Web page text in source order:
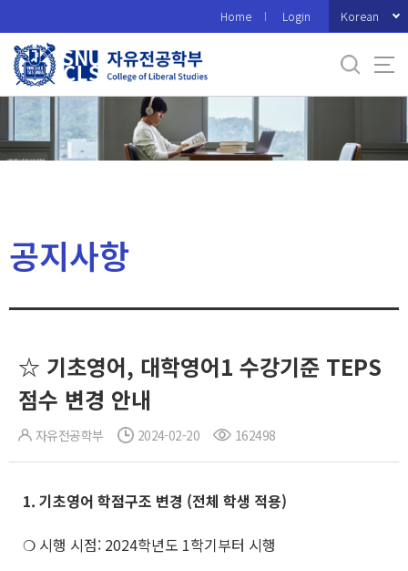
로
메
Home Login Korean
공지사항
☆ 기초영어, 대학영어1 수강기준 TEPS
점수 변경 안내
자유전공학부 2024-02-20 162498
1. 기초영어 학점구조 변경 (전체 학생 적용)
❍ 시행 시점: 2024학년도 1학기부터 시행